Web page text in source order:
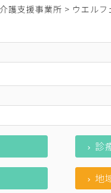
護支援事業所 > ウエル
診
地